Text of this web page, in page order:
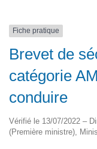
Fiche pratique
Brevet de
catégorie
conduire
Vérifié le 13/07/2022 –
(Première ministre),